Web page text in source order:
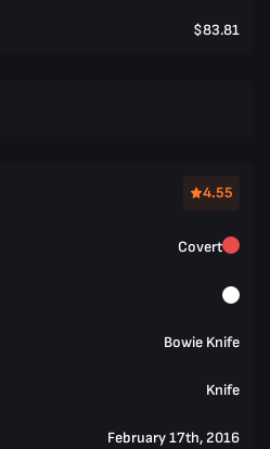
$83.81
4.55
Covert
Bowie Knife
Knife
February 17th, 2016